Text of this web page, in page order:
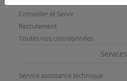
Conseiller et Servir
Recrutement
Toutes nos coordonnées
Services
Service assistance technique